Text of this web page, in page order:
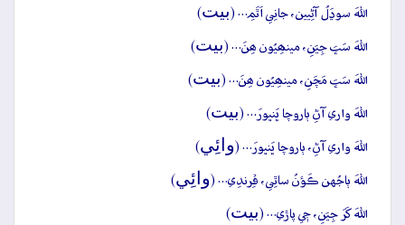
اللهَ سوڍَلُ آڻِيين، جانِي اَٿَمِ… (بيت)
اللهَ سَڀَ جِيَنِ، مينھِيُون ھِنَ… (بيت)
اللهَ سَڀَ مَچَنِ، مينھِيُون ھِنَ… (بيت)
اللهَ واري آڻِ ٻاروچا ڀَنڀورَ… (بيت)
اللهَ واري آڻِ، ٻاروچا ڀَنڀورَ… (وائِي)
اللهَ ٻاجُهن ڪَؤنُ ساٿِي، ڦِرندِي… (وائِي)
اللهَ کَرَ جِيَنِ، جٖي پاڙي… (بيت)